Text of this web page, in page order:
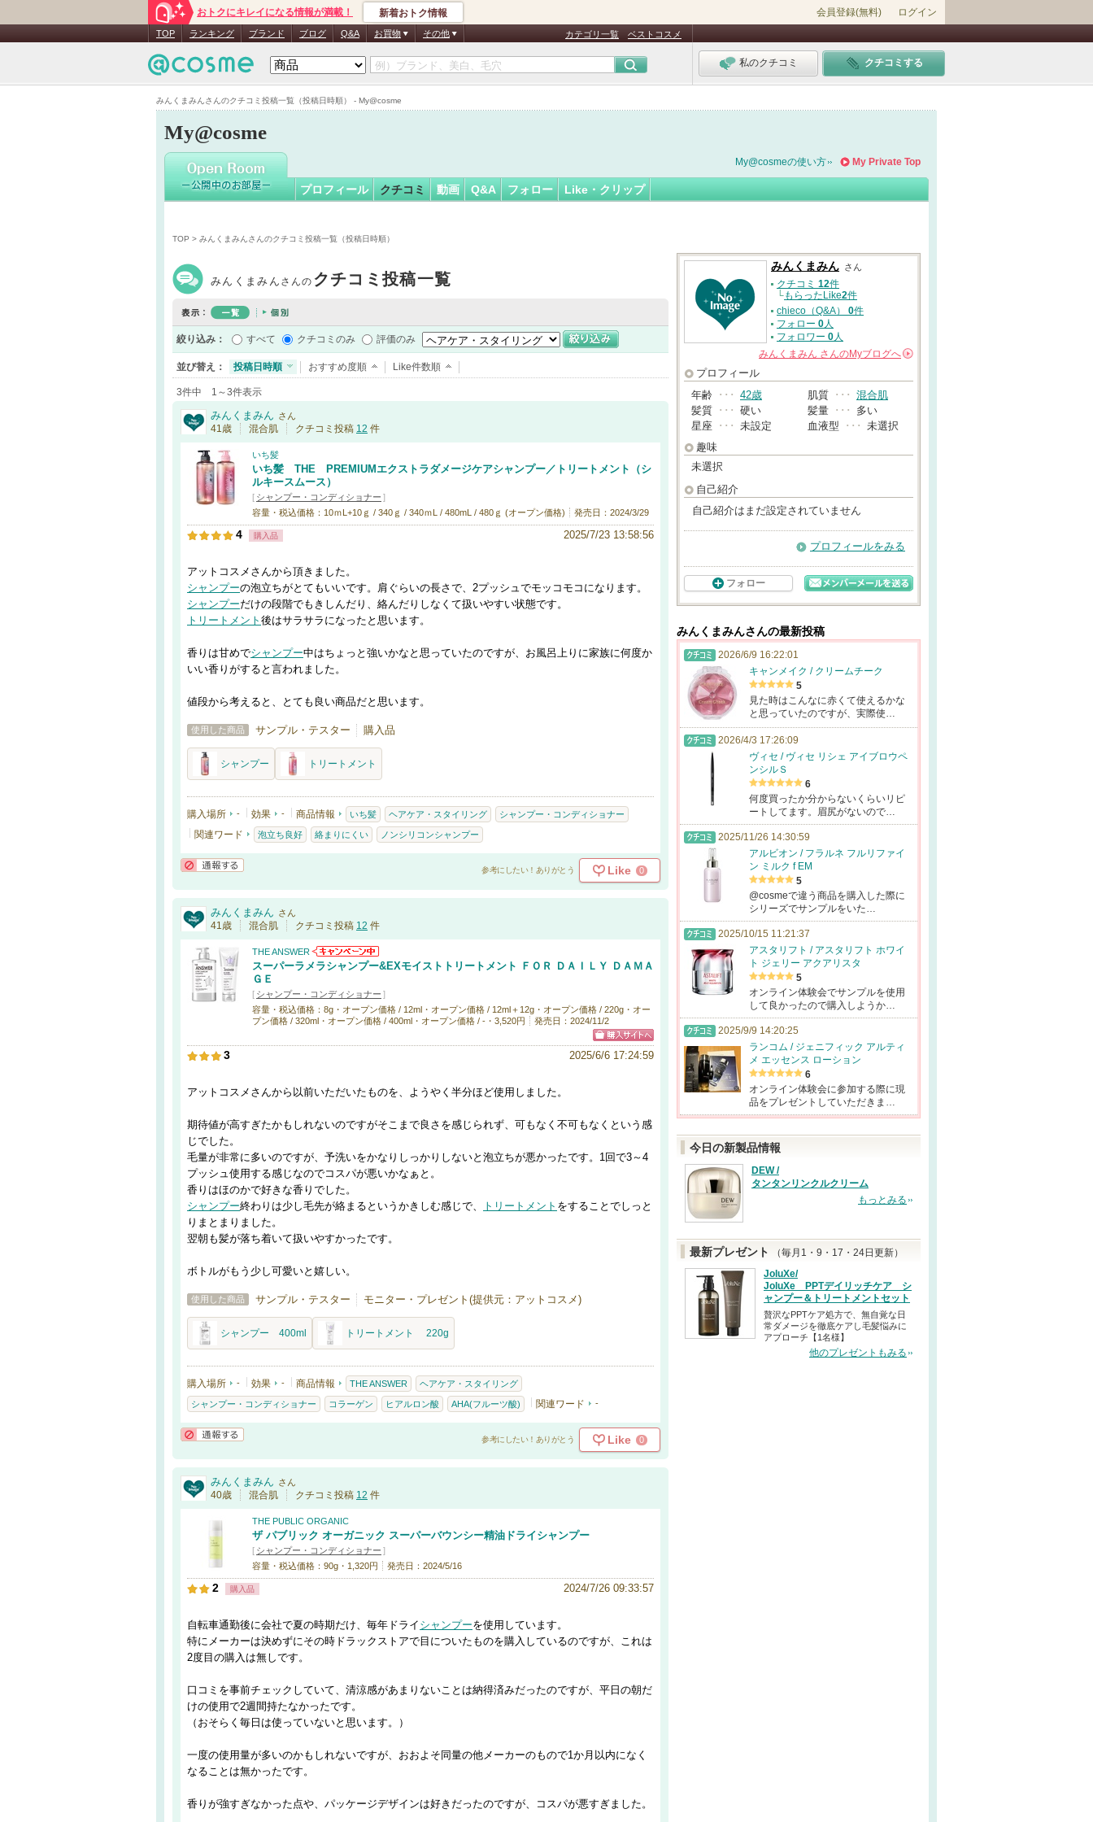
みんくまみんさんのクチコミ投稿一覧（投稿日時順） - My@cosme
おトクにキレイになる情報が満載！ 新着おトク情報 会員登録(無料) ログイン
TOP ランキング ブランド ブログ Q&A お買物 その他 カテゴリ一覧 ベストコスメ
私のクチコミ クチコミする
My@cosme
みんくまみんさん
My Private Top
My@cosmeの使い方
プロフィール クチコミ 動画 Q&A フォロー Like・クリップ
TOP > みんくまみんさんのクチコミ投稿一覧（投稿日時順）
みんくまみん さんの クチコミ投稿一覧
絞り込み： すべて クチコミのみ 評価のみ
並び替え： 投稿日時順 おすすめ度順 Like件数順
3件中 1～3件表示
みんくまみん さん
41歳 混合肌 クチコミ投稿 12 件
いち髪
いち髪 THE PREMIUMエクストラダメージケアシャンプー／トリートメント（シ
ルキースムース）
[ シャンプー・コンディショナー ]
容量・税込価格：10ｍL+10ｇ / 340ｇ / 340ｍL / 480mL / 480ｇ (オープン価格)
発売日：2024/3/29
4 購入品 2025/7/23 13:58:56
アットコスメさんから頂きました。
シャンプーの泡立ちがとてもいいです。肩ぐらいの長さで、2プッシュでモッコモコになります。
シャンプーだけの段階でもきしんだり、絡んだりしなくて扱いやすい状態です。
トリートメント 後はサラサラになったと思います。
香りは甘めでシャンプー中はちょっと強いかなと思っていたのですが、お風呂上りに家族に何度か
いい香りがすると言われました。
値段から考えると、とても良い商品だと思います。
使用した商品 サンプル・テスター 購入品
シャンプー トリートメント
購入場所 - 効果 - 商品情報 いち髪 ヘアケア・スタイリング シャンプー・コンディショナー
関連ワード 泡立ち良好 絡まりにくい ノンシリコンシャンプー
参考にしたい！ありがとう Like 0
みんくまみん さん
41歳 混合肌 クチコミ投稿 12 件
THE ANSWER
スーパーラメラシャンプー&EXモイストトリートメント ＦＯＲ ＤＡＩＬＹ ＤＡＭＡ
ＧＥ
[ シャンプー・コンディショナー ]
容量・税込価格：8g・オープン価格 / 12ml・オープン価格 / 12ml＋12g・オープン価格 / 220g・オー
プン価格 / 320ml・オープン価格 / 400ml・オープン価格 / -・3,520円
発売日：2024/11/2
3 2025/6/6 17:24:59
アットコスメさんから以前いただいたものを、ようやく半分ほど使用しました。
期待値が高すぎたかもしれないのですがそこまで良さを感じられず、可もなく不可もなくという感
じでした。
毛量が非常に多いのですが、予洗いをかなりしっかりしないと泡立ちが悪かったです。1回で3～4
プッシュ使用する感じなのでコスパが悪いかなぁと。
香りはほのかで好きな香りでした。
シャンプー終わりは少し毛先が絡まるというかきしむ感じで、 トリートメント をすることでしっと
りまとまりました。
翌朝も髪が落ち着いて扱いやすかったです。
ボトルがもう少し可愛いと嬉しい。
使用した商品 サンプル・テスター モニター・プレゼント(提供元：アットコスメ)
シャンプー 400ml トリートメント 220g
購入場所 - 効果 - 商品情報 THE ANSWER ヘアケア・スタイリング
シャンプー・コンディショナー コラーゲン ヒアルロン酸 AHA(フルーツ酸) 関連ワード -
参考にしたい！ありがとう Like 0
みんくまみん さん
40歳 混合肌 クチコミ投稿 12 件
THE PUBLIC ORGANIC
ザ パブリック オーガニック スーパーバウンシー精油ドライシャンプー
[ シャンプー・コンディショナー ]
容量・税込価格：90g・1,320円
発売日：2024/5/16
2 購入品 2024/7/26 09:33:57
自転車通勤後に会社で夏の時期だけ、毎年ドライ シャンプーを使用しています。
特にメーカーは決めずにその時ドラックストアで目についたものを購入しているのですが、これは
2度目の購入は無しです。
口コミを事前チェックしていて、清涼感があまりないことは納得済みだったのですが、平日の朝だ
けの使用で2週間持たなかったです。
（おそらく毎日は使っていないと思います。）
一度の使用量が多いのかもしれないですが、おおよそ同量の他メーカーのもので1か月以内になく
なることは無かったです。
香りが強すぎなかった点や、パッケージデザインは好きだったのですが、コスパが悪すぎました。
みんくまみん さん
クチコミ 12件
└もらったLike2件
chieco（Q&A） 0件
フォロー 0人
フォロワー 0人
みんくまみん さんのMyブログへ
プロフィール
年齢 ･･･ 42歳 肌質 ･･･ 混合肌
髪質 ･･･ 硬い 髪量 ･･･
多い
星座 ･･･ 未設定 血液型 ･･･ 未選択
趣味
未選択
自己紹介
自己紹介はまだ設定されていません
プロフィールをみる
フォロー
みんくまみんさんの最新投稿
2026/6/9 16:22:01
キャンメイク / クリームチーク
5
見た時はこんなに赤くて使えるかな
と思っていたのですが、実際使…
2026/4/3 17:26:09
ヴィセ / ヴィセ リシェ アイブロウペ
ンシルＳ
6
何度買ったか分からないくらいリピ
ートしてます。眉尻がないので…
2025/11/26 14:30:59
アルビオン / フラルネ フルリファイ
ン ミルク f EM
5
@cosmeで違う商品を購入した際に
シリーズでサンプルをいた…
2025/10/15 11:21:37
アスタリフト / アスタリフト ホワイ
ト ジェリー アクアリスタ
5
オンライン体験会でサンプルを使用
して良かったので購入しようか…
2025/9/9 14:20:25
ランコム / ジェニフィック アルティ
メ エッセンス ローション
6
オンライン体験会に参加する際に現
品をプレゼントしていただきま…
今日の新製品情報
DEW /
タンタンリンクルクリーム
もっとみる
最新プレゼント
（毎月1・9・17・24日更新）
JoluXe/
JoluXe PPTデイリッチケア シ
ャンプー＆トリートメントセット
贅沢なPPTケア処方で、無自覚な日
常ダメージを徹底ケアし毛髪悩みに
アプローチ【1名様】
他のプレゼントもみる